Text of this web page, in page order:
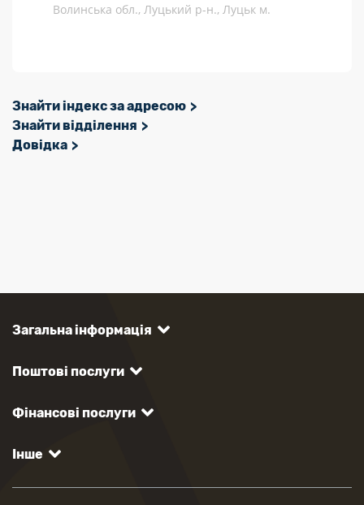
Волинська обл., Луцький р-н., Луцьк м.
Знайти індекс за адресою
Знайти відділення
Довідка
Загальна інформація
Поштові послуги
Фінансові послуги
Інше